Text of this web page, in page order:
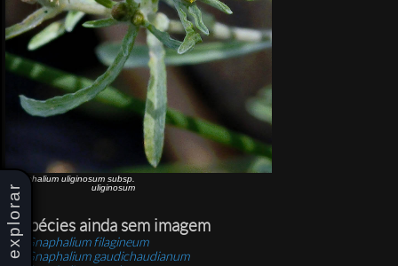
explorar
Gnaphalium uliginosum subsp.
uliginosum
Espécies ainda sem imagem
Gnaphalium filagineum
Gnaphalium gaudichaudianum